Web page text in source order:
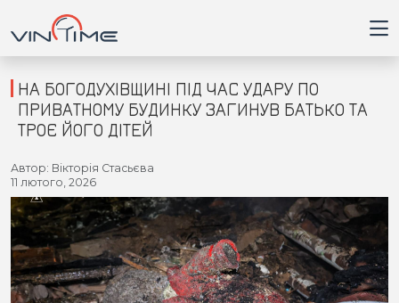
Головна
Війна
Новини
Кримінал
НА БОГОДУХІВЩИНІ ПІД ЧАС УДАРУ ПО
ПРИВАТНОМУ БУДИНКУ ЗАГИНУВ БАТЬКО ТА
ТРОЄ ЙОГО ДІТЕЙ
Автор: Вікторія Стасьєва
11 лютого, 2026